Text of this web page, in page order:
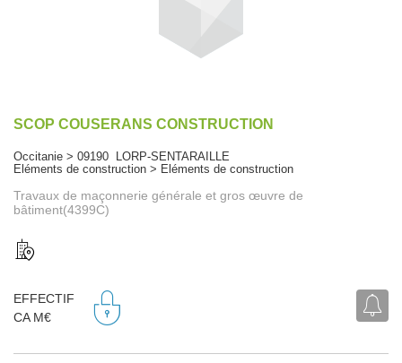
SCOP COUSERANS CONSTRUCTION
Occitanie > 09190 LORP-SENTARAILLE
Eléments de construction > Eléments de construction
Travaux de maçonnerie générale et gros œuvre de
bâtiment(4399C)
EFFECTIF
CA M€